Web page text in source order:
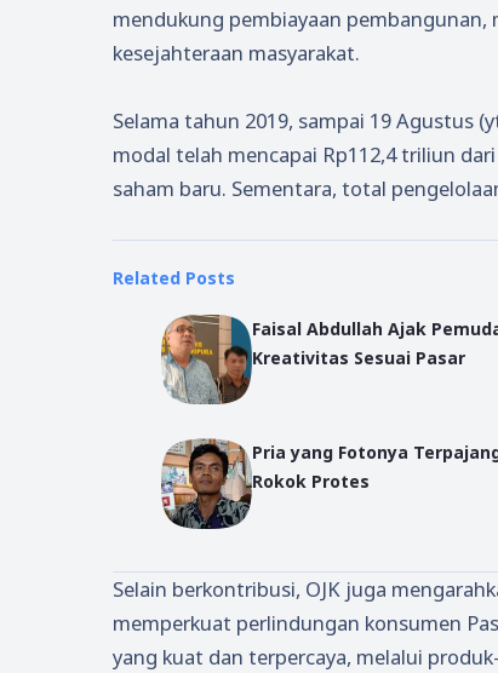
mendukung pembiayaan
kesejahteraan masyarakat.
Selama tahun 2019, sampai 19 Agustus
modal telah mencapai Rp112,4 triliun
saham baru. Sementara, total
Related Posts
Faisal Abdullah Ajak
Kreativitas Sesuai Pasar
Pria yang Fotonya
Rokok Protes
Selain berkontribusi, OJK juga
memperkuat perlindungan konsumen
yang kuat dan terpercaya, melalui